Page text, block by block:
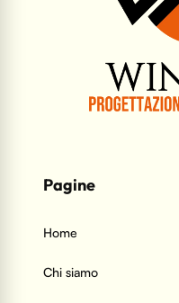
Pagine
Home
Chi siamo